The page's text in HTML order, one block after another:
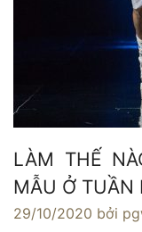
LÀM THẾ
MẪU Ở TUẦN
29/10/2020 bởi